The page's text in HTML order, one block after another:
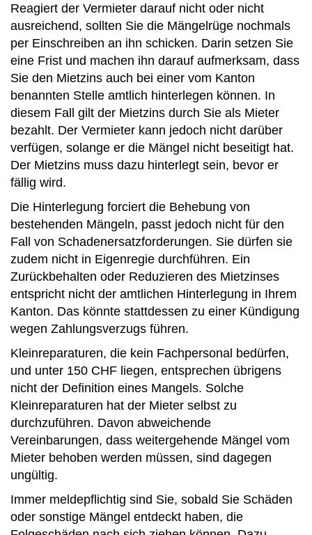
Reagiert der Vermieter darauf nicht oder nicht
ausreichend, sollten Sie die Mängelrüge nochmals
per Einschreiben an ihn schicken. Darin setzen Sie
eine Frist und machen ihn darauf aufmerksam, dass
Sie den Mietzins auch bei einer vom Kanton
benannten Stelle amtlich hinterlegen können. In
diesem Fall gilt der Mietzins durch Sie als Mieter
bezahlt. Der Vermieter kann jedoch nicht darüber
verfügen, solange er die Mängel nicht beseitigt hat.
Der Mietzins muss dazu hinterlegt sein, bevor er
fällig wird.
Die Hinterlegung forciert die Behebung von
bestehenden Mängeln, passt jedoch nicht für den
Fall von Schadenersatzforderungen. Sie dürfen sie
zudem nicht in Eigenregie durchführen. Ein
Zurückbehalten oder Reduzieren des Mietzinses
entspricht nicht der amtlichen Hinterlegung in Ihrem
Kanton. Das könnte stattdessen zu einer Kündigung
wegen Zahlungsverzugs führen.
Kleinreparaturen, die kein Fachpersonal bedürfen,
und unter 150 CHF liegen, entsprechen übrigens
nicht der Definition eines Mangels. Solche
Kleinreparaturen hat der Mieter selbst zu
durchzuführen. Davon abweichende
Vereinbarungen, dass weitergehende Mängel vom
Mieter behoben werden müssen, sind dagegen
ungültig.
Immer meldepflichtig sind Sie, sobald Sie Schäden
oder sonstige Mängel entdeckt haben, die